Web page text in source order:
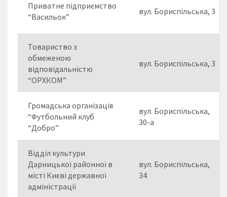
Приватне підприємство
“Васильок”
вул. Бориспільська, 3
Товариство з
обмеженою
відповідальністю
“ОРХКОМ”
вул. Бориспільська, 3
Громадська організація
“Футбольний клуб
“Добро”
вул. Бориспільська,
30-а
Відділ культури
Дарницької районної в
місті Києві державної
адміністрації
вул. Бориспільська,
34